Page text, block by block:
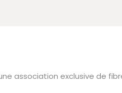
association exclusive de